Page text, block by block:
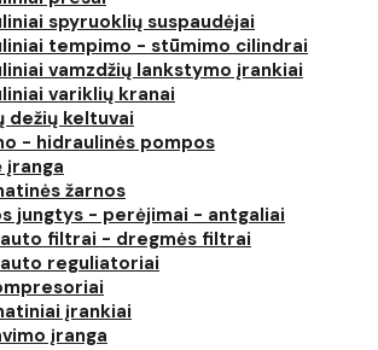
spyruoklių suspaudėjai
tempimo - stūmimo cilindrai
vamzdžių lankstymo įrankiai
variklių kranai
dežių keltuvai
- hidraulinės pompos
įranga
žarnos
jungtys - perėjimai - antgaliai
filtrai - dregmės filtrai
reguliatoriai
įrankiai
įranga